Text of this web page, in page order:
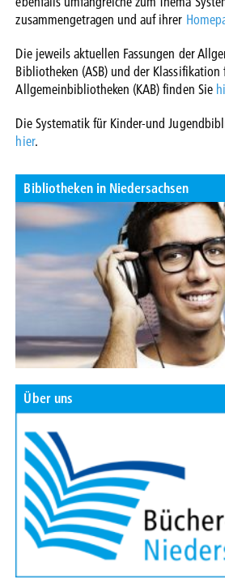
zusammengetragen und auf ihrer
Die jeweils aktuellen Fassungen der
Bibliotheken (ASB) und der Klassifikation
Allgemeinbibliotheken (KAB) finden Sie
Die Systematik für Kinder-und
hier.
Bibliotheken in Niedersachsen
Über uns